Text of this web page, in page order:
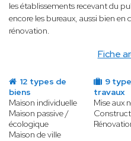
Fiche
les établissements recevant du
encore les bureaux, aussi bien en
rénovation.
12 types de
biens
Maison individuelle
Maison passive /
écologique
Maison de ville
9
travaux
Mise aux